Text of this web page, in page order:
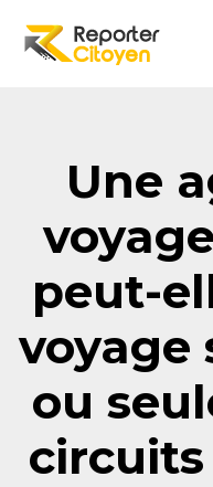
Une
peut-
voyage
ou
circuits